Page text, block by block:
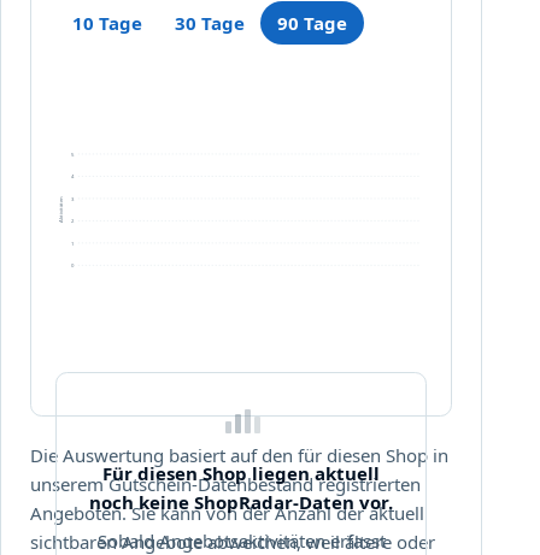
10 Tage 30 Tage 90 Tage
Aktivitäten
0
1
2
3
4
5
Für diesen Shop liegen aktuell
noch keine ShopRadar-Daten vor.
Sobald Angebotsaktivitäten erfasst
Die Auswertung basiert auf den für diesen Shop in
unserem Gutschein-Datenbestand registrierten
Angeboten. Sie kann von der Anzahl der aktuell
sichtbaren Angebote abweichen, weil ältere oder